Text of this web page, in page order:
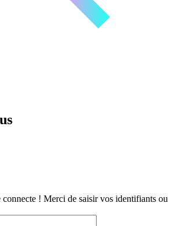
connecte ! Merci de saisir vos identifiants ou